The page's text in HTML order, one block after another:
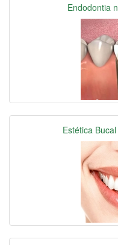
Endodontia
Estética